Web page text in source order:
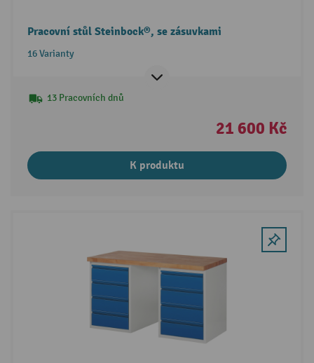
Pracovní stůl Steinbock®, se zásuvkami
16 Varianty
13 Pracovních dnů
21 600 Kč
K produktu